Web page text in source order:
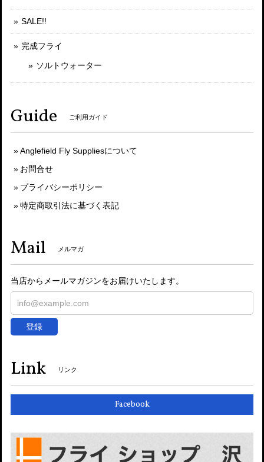
SALE!!
完成フライ
ソルトウォーター
Guide ご利用ガイド
Anglefield Fly Suppliesについて
お問合せ
プライバシーポリシー
特定商取引法に基づく表記
Mail メルマガ
当店からメールマガジンをお届けいたします。
登録
Link リンク
Facebook